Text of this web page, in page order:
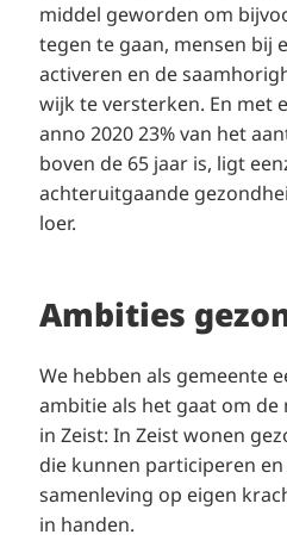
middel geworden om
tegen te gaan, mensen bij
activeren en de
wijk te versterken. En met
anno 2020 23% van het
boven de 65 jaar is, ligt
achteruitgaande
loer.
Ambities
We hebben als gemeente
ambitie als het gaat om
in Zeist: In Zeist wonen
die kunnen participeren
samenleving op eigen
in handen.